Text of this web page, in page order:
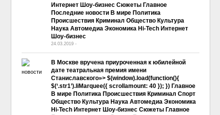
Интернет Шоу-бизнес Сюжеты Главное
Последние новости В мире Политика
Происшествия Криминал Общество Культура
Наука Автомедиа Экономика Hi-Tech Интернет
Шоу-бизнес
24.03.2019 -
В Москве вручена приуроченная к юбилейной
дате театральная премия имени
Станиславского»> $(window).load(function(){
$(‘.str1’).liMarquee({ scrollamount: 40 }); }) Главное
В мире Политика Происшествия Криминал Спорт
Общество Культура Наука Автомедиа Экономика
Hi-Tech Интернет Шоу-бизнес Сюжеты Главное